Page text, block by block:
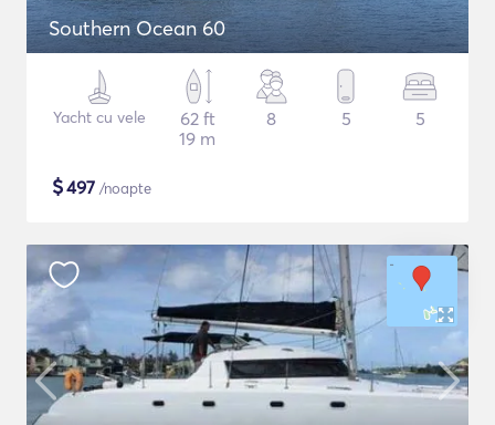
Southern Ocean 60
Yacht cu vele
62 ft
19 m
8 5 5
$497 /noapte